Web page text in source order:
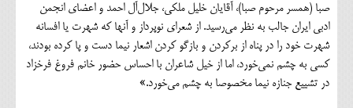
صبا (همسر مرحوم صبا)‌، آقایان خلیل ملکی، جلال‌آل احمد و اعضای انجمن
ادبی ایران جالب به نظر می‌رسید. از شعرای نوپرداز و آنها که شهرت یا افسانه
شهرت خود را در پناه از برکردن و بازگو کردن اشعار نیما دست و پا کرده بودند،
کسی به چشم نمی‌خورد، اما از خیل شاعران با احساس حضور خانم فروغ فرخزاد
در تشییع جنازه نیما مخصوصا به چشم می‌خورد.»